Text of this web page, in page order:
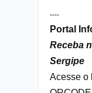
----
Portal
Receba
Sergipe
Acesse o